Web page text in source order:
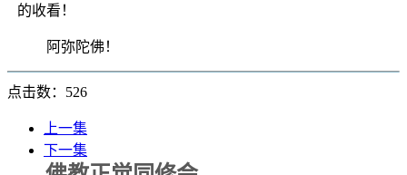
的收看！
阿弥陀佛！
点击数：526
上一集
下一集